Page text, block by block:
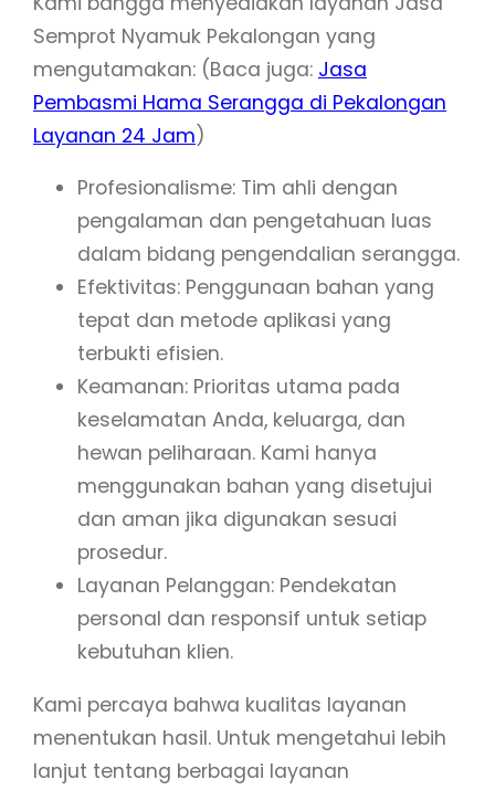
Semprot Nyamuk Pekalongan yang
mengutamakan: (Baca juga: Jasa
Pembasmi Hama Serangga di Pekalongan
Layanan 24 Jam)
Profesionalisme: Tim ahli dengan
pengalaman dan pengetahuan luas
dalam bidang pengendalian serangga.
Efektivitas: Penggunaan bahan yang
tepat dan metode aplikasi yang
terbukti efisien.
Keamanan: Prioritas utama pada
keselamatan Anda, keluarga, dan
hewan peliharaan. Kami hanya
menggunakan bahan yang disetujui
dan aman jika digunakan sesuai
prosedur.
Layanan Pelanggan: Pendekatan
personal dan responsif untuk setiap
kebutuhan klien.
Kami percaya bahwa kualitas layanan
menentukan hasil. Untuk mengetahui lebih
lanjut tentang berbagai layanan